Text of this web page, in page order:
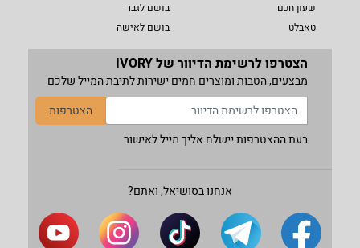
שעון חכם
טאבלט
בושם לגבר
בושם לאישה
הצטרפו לרשימת הדיוור של IVORY
מבצעים, הטבות ומוצרים חמים ישירות לתיבת המייל שלכם
הצטרפות
בעת ההצטרפות יישלח אליך מייל לאישור
אנחנו בסושיאל, ואתם?